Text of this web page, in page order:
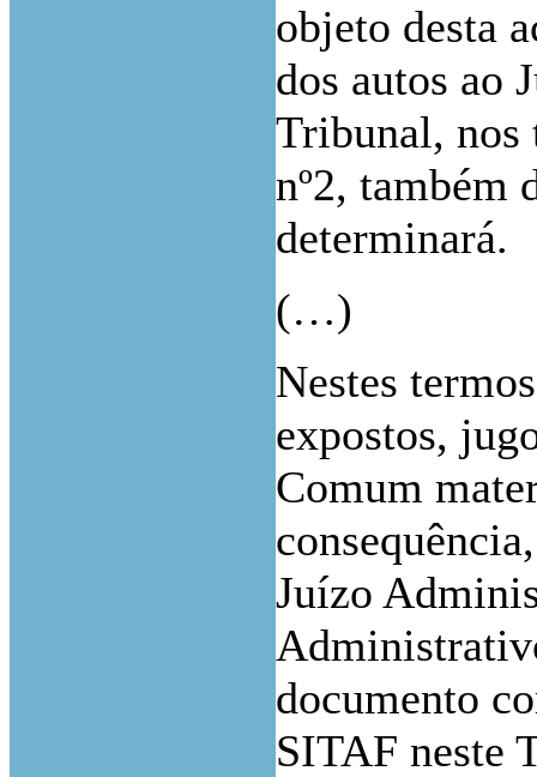
objeto desta
dos autos ao
Tribunal, nos
nº2, também
determinará.
(…)
Nestes
expostos,
Comum
Juízo
documento
SITAF neste